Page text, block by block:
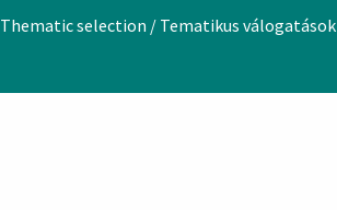
Thematic selection / Tematikus válogatások